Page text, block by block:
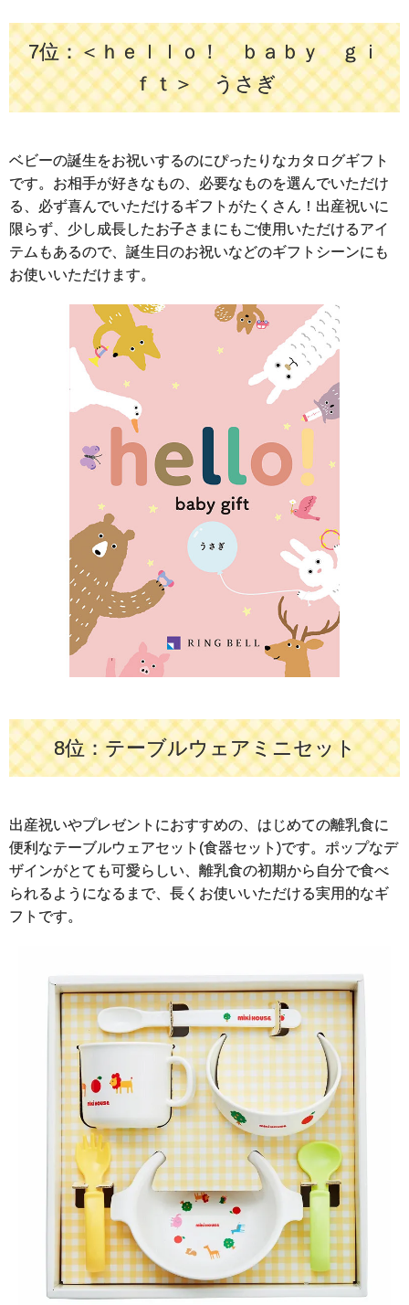
7位：＜ｈｅｌｌｏ！ ｂａｂｙ ｇｉ
ｆｔ＞ うさぎ
ベビーの誕生をお祝いするのにぴったりなカタログギフト
です。お相手が好きなもの、必要なものを選んでいただけ
る、必ず喜んでいただけるギフトがたくさん！出産祝いに
限らず、少し成長したお子さまにもご使用いただけるアイ
テムもあるので、誕生日のお祝いなどのギフトシーンにも
お使いいただけます。
8位：テーブルウェアミニセット
出産祝いやプレゼントにおすすめの、はじめての離乳食に
便利なテーブルウェアセット(食器セット)です。ポップなデ
ザインがとても可愛らしい、離乳食の初期から自分で食べ
られるようになるまで、長くお使いいただける実用的なギ
フトです。